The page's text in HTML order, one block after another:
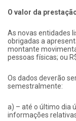
O valor da
As novas entidades
obrigadas a
montante
pessoas físicas; ou
Os dados deverão
semestralmente:
a) – até o último dia
informações